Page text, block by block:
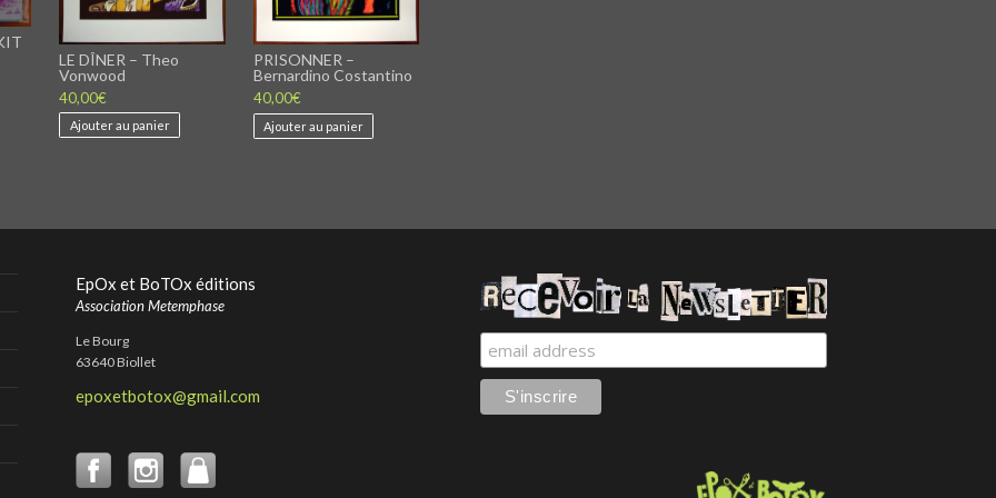
LE DÎNER – Theo
Vonwood
40,00€
Ajouter au panier
PRISONNER –
Bernardino Costantino
40,00€
Ajouter au panier
EpOx et BoTOx éditions
Association Metemphase
Le Bourg
63640 Biollet
epoxetbotox@gmail.com